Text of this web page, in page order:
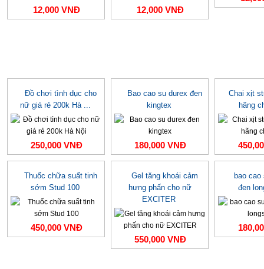
12,000 VNĐ 12,000 VNĐ
Đồ chơi tình dục cho
nữ giá rẻ 200k Hà ...
250,000 VNĐ
Bao cao su durex đen
kingtex
180,000 VNĐ
Chai xịt
hãng
Thuốc chữa suất tinh
sớm Stud 100
450,000 VNĐ
Gel tăng khoái cảm
hưng phấn cho nữ
EXCITER
550,000 VNĐ
bao
đen